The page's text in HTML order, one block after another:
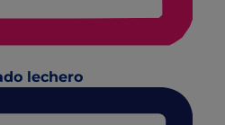
lechero